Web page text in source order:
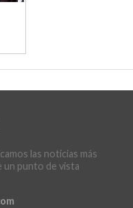
las noticias más
un punto de vista